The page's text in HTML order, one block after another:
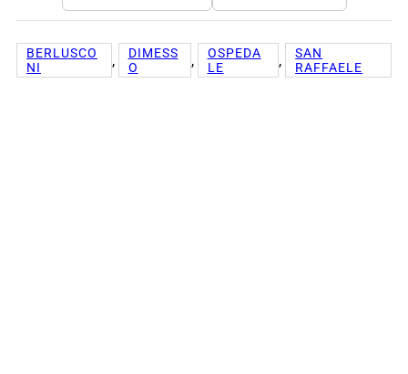
BERLUSCO
NI
,
DIMESS
O
,
OSPEDA
LE
,
SAN
RAFFAELE